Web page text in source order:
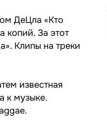
ДеЦла «Кто
копий. За этот
Клипы на треки
известная
к музыке.